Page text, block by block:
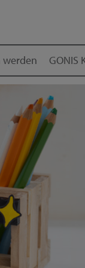
werden GONIS